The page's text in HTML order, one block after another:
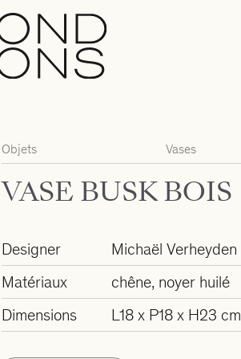
Objets Vases
VASE BUSK BOIS
Designer
Michaël Verheyden
Matériaux
chêne, noyer huilé
Dimensions
L18 x P18 x H23 cm